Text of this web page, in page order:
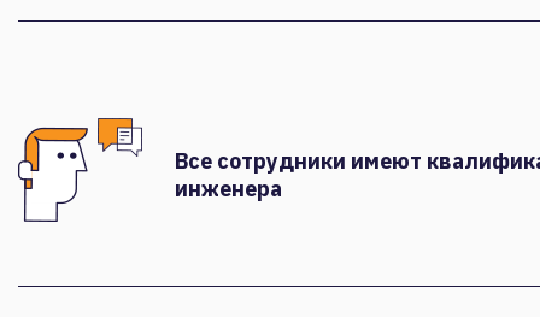
Все сотрудники имеют
инженера